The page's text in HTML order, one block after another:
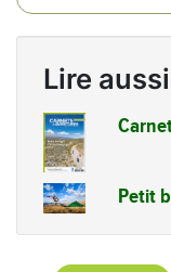
Lire aussi
Petit